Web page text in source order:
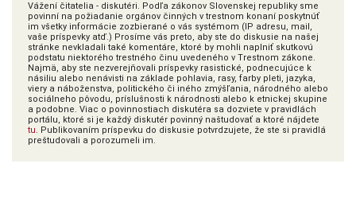
Vážení čitatelia - diskutéri. Podľa zákonov Slovenskej republiky sme
povinní na požiadanie orgánov činných v trestnom konaní poskytnúť
im všetky informácie zozbierané o vás systémom (IP adresu, mail,
vaše príspevky atď.) Prosíme vás preto, aby ste do diskusie na našej
stránke nevkladali také komentáre, ktoré by mohli naplniť skutkovú
podstatu niektorého trestného činu uvedeného v Trestnom zákone.
Najmä, aby ste nezverejňovali príspevky rasistické, podnecujúce k
násiliu alebo nenávisti na základe pohlavia, rasy, farby pleti, jazyka,
viery a náboženstva, politického či iného zmýšľania, národného alebo
sociálneho pôvodu, príslušnosti k národnosti alebo k etnickej skupine
a podobne. Viac o povinnostiach diskutéra sa dozviete v pravidlách
portálu, ktoré si je každý diskutér povinný naštudovať a ktoré nájdete
tu. Publikovaním príspevku do diskusie potvrdzujete, že ste si pravidlá
preštudovali a porozumeli im.